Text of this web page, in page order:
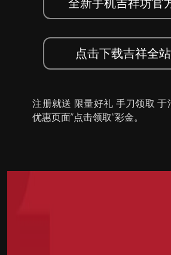
点击下载吉祥全
注册就送 限量好礼 手刀领取 于
优惠页面”点击领取”彩金。